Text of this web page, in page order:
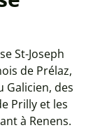
St-Joseph
de Prélaz,
Galicien, des
Prilly et les
à Renens.